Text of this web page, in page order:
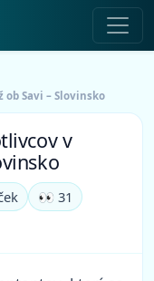
ob Savi – Slovinsko
v
👀 31